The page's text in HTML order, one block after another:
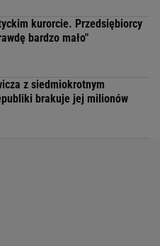
kurorcie. Przedsiębiorcy
bardzo mało"
z siedmiokrotnym
brakuje jej milionów